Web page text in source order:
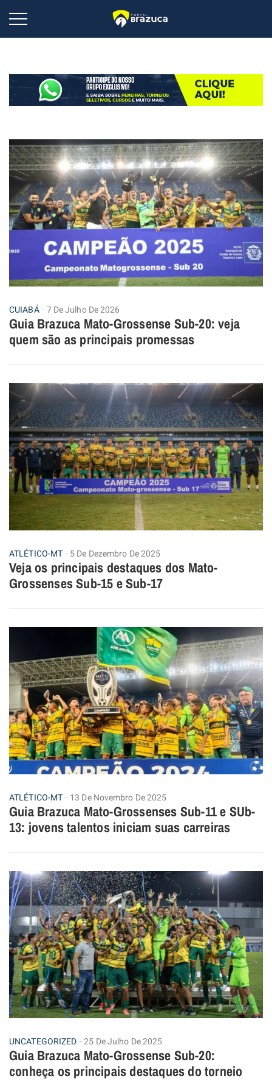
CUIABÁ 7 De Julho De 2026
Guia Brazuca Mato-Grossense Sub-20: veja
quem são as principais promessas
ATLÉTICO-MT 5 De Dezembro De 2025
Veja os principais destaques dos Mato-
Grossenses Sub-15 e Sub-17
ATLÉTICO-MT 13 De Novembro De 2025
Guia Brazuca Mato-Grossenses Sub-11 e SUb-
13: jovens talentos iniciam suas carreiras
UNCATEGORIZED 25 De Julho De 2025
Guia Brazuca Mato-Grossense Sub-20:
conheça os principais destaques do torneio